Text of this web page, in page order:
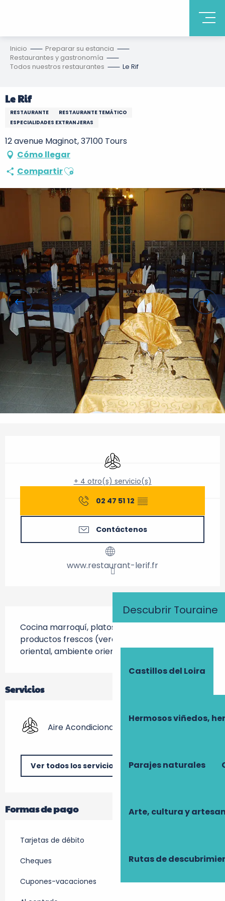
Descubrir Touraine
Castillos del Loira
Hermosos viñedos,
Parajes naturales
Arte, cultura y
Rutas de
Inicio
Preparar su estancia
Restaurantes y gastronomía
Todos nuestros restaurantes
Le Rif
Le Rif
RESTAURANTE
RESTAURANTE TEMÁTICO
ESPECIALIDADES EXTRANJERAS
12 avenue Maginot, 37100 Tours
Cómo llegar
CompartirAjouter aux favoris
Aire Acondicionado
+ 4 otro(s) servicio(s)
02 47 51 12 ▒▒
Contáctenos
www.restaurant-lerif.fr
Cocina marroquí, platos para llevar,
productos frescos (verduras, carne), marco
oriental, ambiente oriental (música).
Servicios
Aire Acondicionado
Ver todos los servicios
Formas de pago
Tarjetas de débito
Cheques
Cupones-vacaciones